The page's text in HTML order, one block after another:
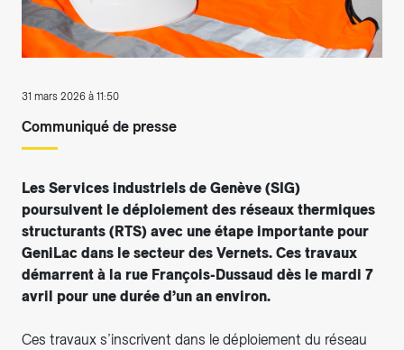
31 mars 2026 à 11:50
Communiqué de presse
Les Services industriels de Genève (SIG)
poursuivent le déploiement des réseaux thermiques
structurants (RTS) avec une étape importante pour
GeniLac dans le secteur des Vernets. Ces travaux
démarrent à la rue François-Dussaud dès le mardi 7
avril pour une durée d’un an environ.
Ces travaux s’inscrivent dans le déploiement du réseau